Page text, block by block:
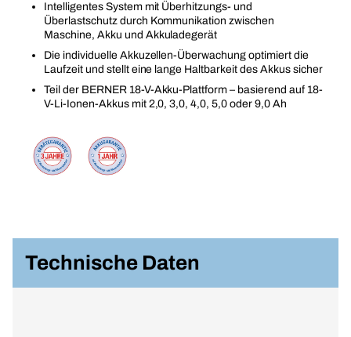
Intelligentes System mit Überhitzungs- und
Überlastschutz durch Kommunikation zwischen
Maschine, Akku und Akkuladegerät
Die individuelle Akkuzellen-Überwachung optimiert die
Laufzeit und stellt eine lange Haltbarkeit des Akkus sicher
Teil der BERNER 18-V-Akku-Plattform – basierend auf 18-
V-Li-Ionen-Akkus mit 2,0, 3,0, 4,0, 5,0 oder 9,0 Ah
Technische Daten